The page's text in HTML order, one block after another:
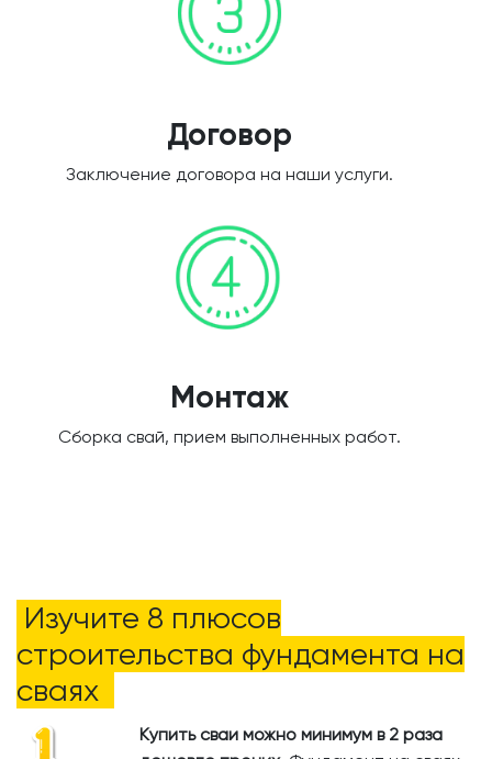
Договор
Заключение договора на наши услуги.
Монтаж
Сборка свай, прием выполненных работ.
Изучите 8 плюсов
строительства фундамента на
сваях
Купить сваи можно минимум в 2 раза